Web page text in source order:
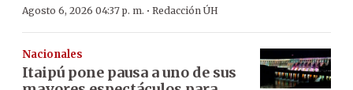
Agosto 6, 2026 04:37 p. m. · Redacción ÚH
Nacionales
Itaipú pone pausa a uno de sus